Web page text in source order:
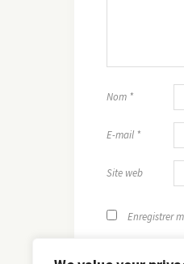
Nom *
E-mail *
Site web
Enregistrer